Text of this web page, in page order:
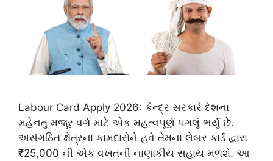
Labour Card Apply 2026: કેન્દ્ર સરકારે દેશના
મહેનતુ મજૂર વર્ગ માટે એક મહત્વપૂર્ણ પગલું ભર્યું છે.
અસંગઠિત ક્ષેત્રના કામદારોને હવે તેમના લેબર કાર્ડ દ્વારા
₹25,000 ની એક વખતની નાણાકીય સહાય મળશે. આ